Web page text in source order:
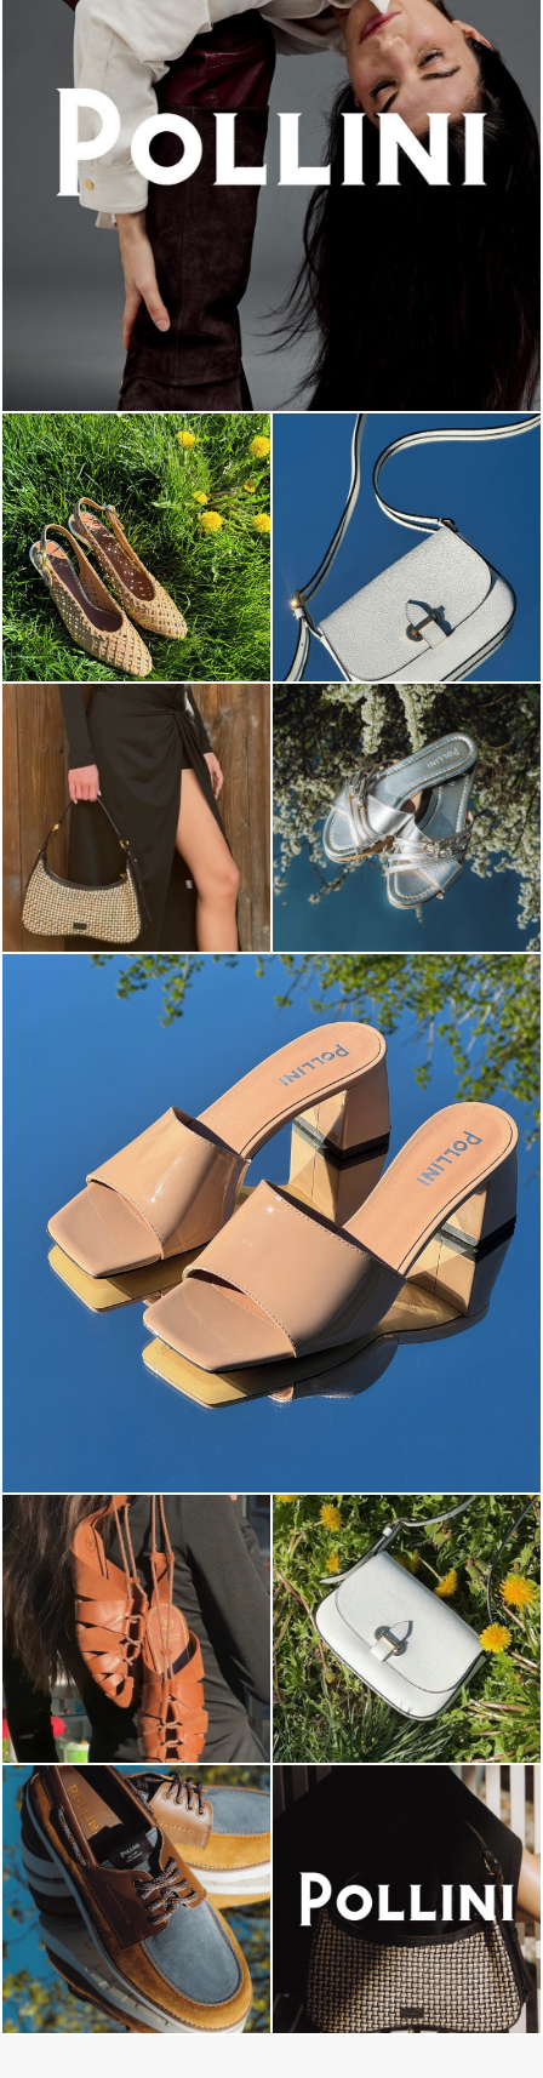
An ode to the house’s vibrant Italian roots, the new...
The most-wanted mules and sandals are now on sale. ...